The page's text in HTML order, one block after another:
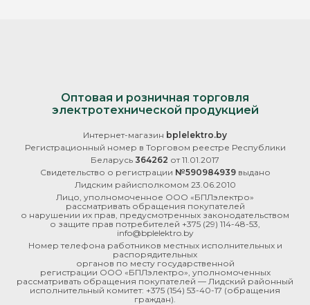
Оптовая и розничная торговля
электротехнической продукцией
Интернет-магазин bplelektro.by
Регистрационный номер в Торговом реестре Республики
Беларусь 364262 от 11.01.2017
Свидетельство о регистрации №590984939выдано
Лидским райисполкомом 23.06.2010
Лицо, уполномоченное ООО «БПЛэлектро»
рассматривать обращения покупателей
о нарушении их прав, предусмотренных законодательством
о защите прав потребителей +375 (29) 114-48-53
info@bplelektro.by
Номер телефона работников местных исполнительных и
распорядительных
органов по месту государственной
регистрации ООО «БПЛэлектро», уполномоченных
рассматривать обращения покупателей — Лидский районный
исполнительный комитет: +375 (154) 53-40-17 (обращения
граждан).